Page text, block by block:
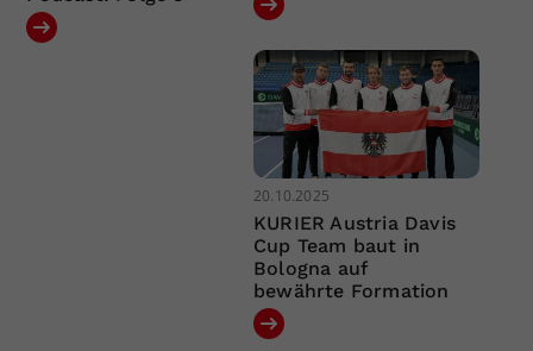
20.10.2025
KURIER Austria Davis
Cup Team baut in
Bologna auf
bewährte Formation